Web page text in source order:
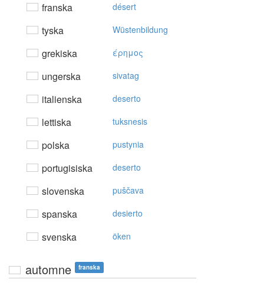
franska désert
tyska Wüstenbildung
grekiska έρημoς
ungerska sivatag
italienska deserto
lettiska tuksnesis
polska pustynia
portugisiska deserto
slovenska puščava
spanska desierto
svenska öken
automne franska